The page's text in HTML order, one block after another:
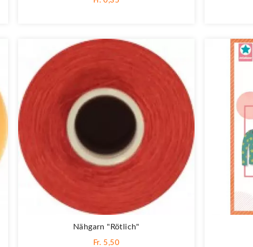
Nähgarn "rötlich"
Fr. 5,50